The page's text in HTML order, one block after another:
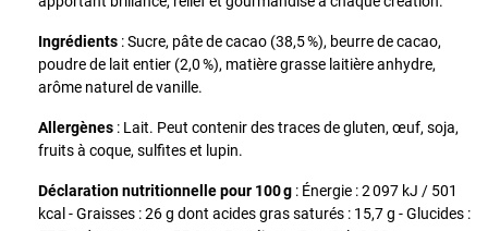
Ingrédients : Sucre, pâte de cacao (38,5 %), beurre de cacao,
poudre de lait entier (2,0 %), matière grasse laitière anhydre,
arôme naturel de vanille.
Allergènes : Lait. Peut contenir des traces de gluten, œuf, soja,
fruits à coque, sulfites et lupin.
Déclaration nutritionnelle pour 100 g : Énergie : 2 097 kJ / 501
kcal - Graisses : 26 g dont acides gras saturés : 15,7 g - Glucides :